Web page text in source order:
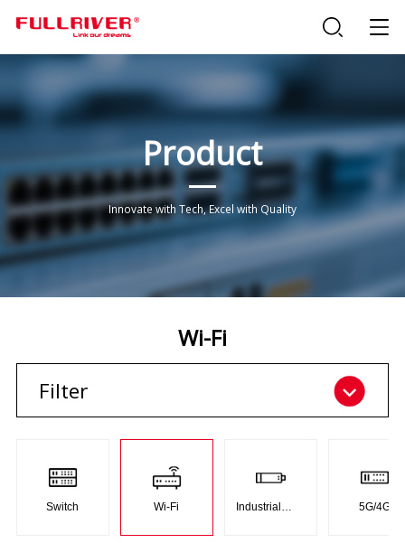
Product
Innovate with Tech, Excel with Quality
Wi-Fi
Filter
Switch Wi-Fi
Industrial
5G/4G